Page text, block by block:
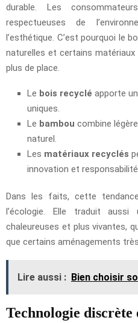
durable. Les
respectueuses de
l’esthétique. C’est pourquoi le
naturelles et certains matériaux
plus de place.
Le bois recyclé apporte
uniques.
Le bambou combine
naturel.
Les matériaux recyclés
innovation et
Dans les faits, cette
l’écologie. Elle traduit
chaleureuses et plus vivantes,
que certains aménagements
Lire aussi : Bien choisir
Technologie